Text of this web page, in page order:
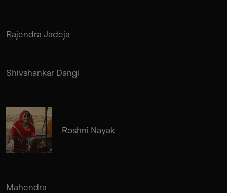
Rajendra Jadeja
Shivshankar Dangi
Roshni Nayak
Mahendra